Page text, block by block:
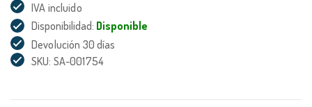
IVA incluido
Disponibilidad: Disponible
Devolución 30 días
SKU: SA-001754